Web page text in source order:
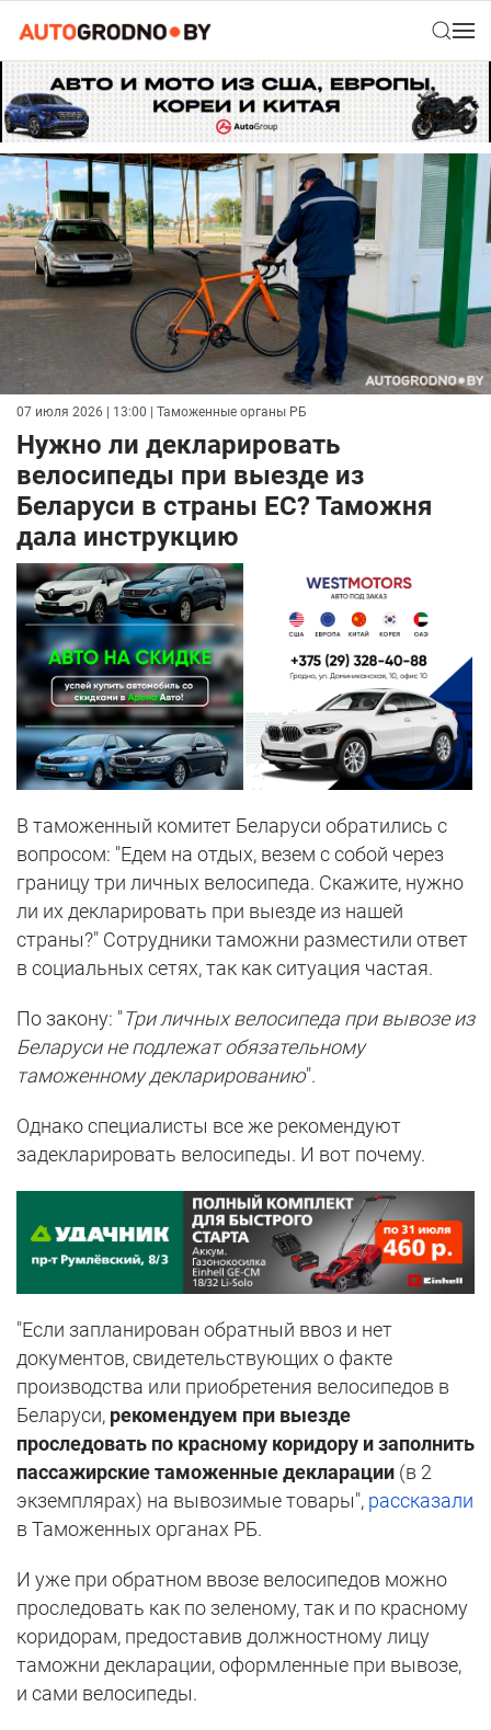
07 июля 2026 | 13:00 | Таможенные органы РБ
Нужно ли декларировать
велосипеды при выезде из
Беларуси в страны ЕС? Таможня
дала инструкцию
В таможенный комитет Беларуси обратились с
вопросом: "Едем на отдых, везем с собой через
границу три личных велосипеда. Скажите, нужно
ли их декларировать при выезде из нашей
страны?" Сотрудники таможни разместили ответ
в социальных сетях, так как ситуация частая.
По закону: "Три личных велосипеда при вывозе из
Беларуси не подлежат обязательному
таможенному декларированию".
Однако специалисты все же рекомендуют
задекларировать велосипеды. И вот почему.
"Если запланирован обратный ввоз и нет
документов, свидетельствующих о факте
производства или приобретения велосипедов в
Беларуси, рекомендуем при выезде
проследовать по красному коридору и заполнить
пассажирские таможенные декларации (в 2
экземплярах) на вывозимые товары", рассказали
в Таможенных органах РБ.
И уже при обратном ввозе велосипедов можно
проследовать как по зеленому, так и по красному
коридорам, предоставив должностному лицу
таможни декларации, оформленные при вывозе,
и сами велосипеды.